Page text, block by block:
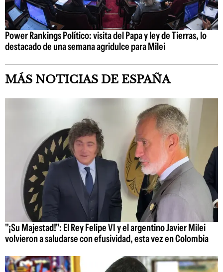
Power Rankings Político: visita del Papa y ley de Tierras, lo
destacado de una semana agridulce para Milei
MÁS NOTICIAS DE ESPAÑA
"¡Su Majestad!": El Rey Felipe VI y el argentino Javier Milei
volvieron a saludarse con efusividad, esta vez en Colombia